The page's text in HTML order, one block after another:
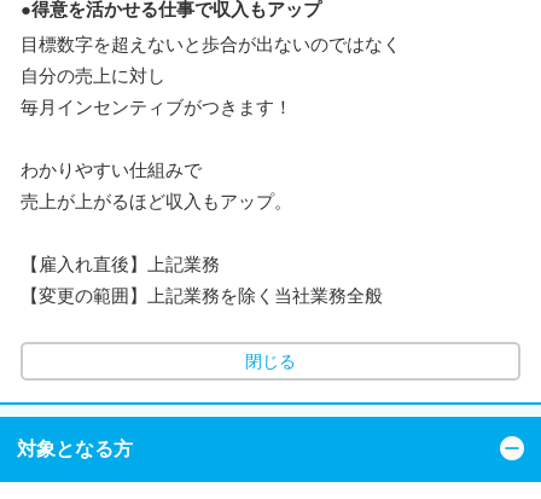
●得意を活かせる仕事で収入もアップ
目標数字を超えないと歩合が出ないのではなく
自分の売上に対し
毎月インセンティブがつきます！
わかりやすい仕組みで
売上が上がるほど収入もアップ。
【雇入れ直後】上記業務
【変更の範囲】上記業務を除く当社業務全般
閉じる
対象となる方